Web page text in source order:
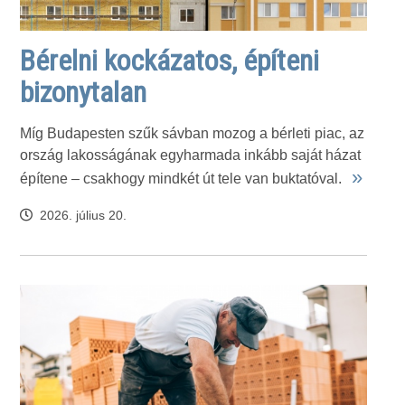
Bérelni kockázatos, építeni
bizonytalan
Míg Budapesten szűk sávban mozog a bérleti piac, az
ország lakosságának egyharmada inkább saját házat
építene – csakhogy mindkét út tele van buktatóval.
»
2026. július 20.